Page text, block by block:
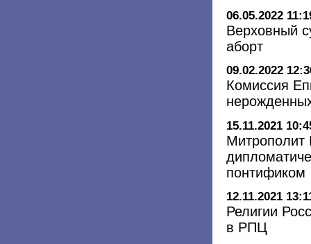
06.05.2022
Верховный
аборт
09.02.2022
Комиссия
15.11.2021
понтификом
12.11.2021
Религии
в РПЦ